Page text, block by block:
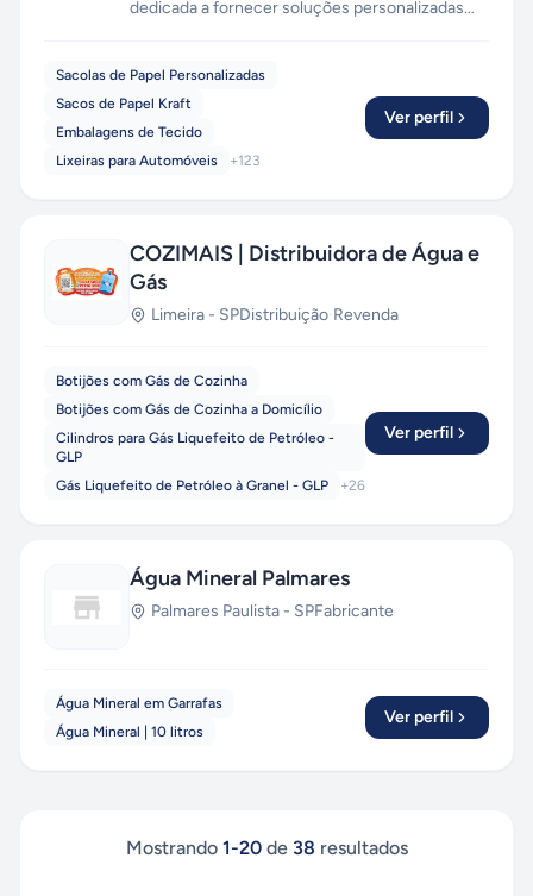
dedicada a fornecer soluções personalizadas
com a qualidade e a satisfação do cliente, nossa
empresa se destaca no mercado como uma
escolha confiável para atender às necessidades
distintas de organizações de todos os portes.
Sacolas de Papel Personalizadas
Sacos de Papel Kraft
Embalagens de Tecido
Lixeiras para Automóveis
+123
Ver perfil
COZIMAIS | Distribuidora de Água e
Gás
Limeira - SPDistribuição·Revenda
Botijões com Gás de Cozinha
Botijões com Gás de Cozinha a Domicílio
Cilindros para Gás Liquefeito de Petróleo -
GLP
Gás Liquefeito de Petróleo à Granel - GLP
+26
Ver perfil
Água Mineral Palmares
Palmares Paulista - SPFabricante
Água Mineral em Garrafas
Água Mineral | 10 litros
Ver perfil
Mostrando 1-20de 38 resultados